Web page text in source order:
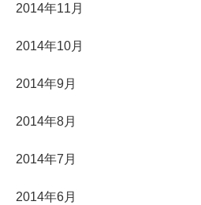
2014年11月
2014年10月
2014年9月
2014年8月
2014年7月
2014年6月